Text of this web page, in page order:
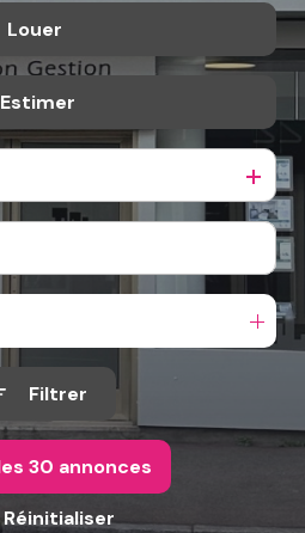
Louer
Estimer
Filtrer
30 annonces
Réinitialiser